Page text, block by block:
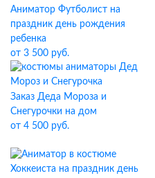
Аниматор Футболист на
праздник день рождения
ребенка
от 3 500 руб.
Заказ Деда Мороза и
Снегурочки на дом
от 4 500 руб.